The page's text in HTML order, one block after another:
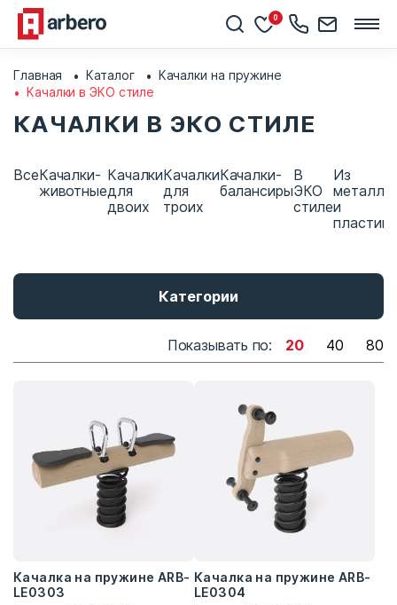
0
Главная Каталог
Качалки на пружине
Качалки в ЭКО стиле
КАЧАЛКИ В ЭКО СТИЛЕ
ВсеКачалки-
животные
Качалки
для
двоих
Качалки
для
троих
Качалки-
балансиры
В
ЭКО
стиле
Из
металла
и
пластика
Категории
Показывать по: 20 40 80
Качалка на пружине ARB-
LE0303
Качалка на пружине ARB-
LE0304